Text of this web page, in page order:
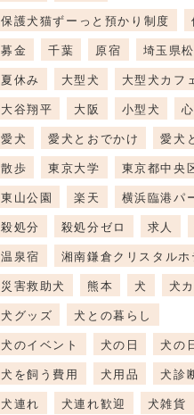
保護犬猫ずーっと預かり制度
募金
千葉 原宿
埼玉県
夏休み
大型犬 大型犬カフ
大谷翔平
大阪 小型犬
愛犬
愛犬とおでかけ
愛犬
散歩
東京大学
東京都中央
東山公園
楽天
横浜臨港パ
殺処分
殺処分ゼロ 求人
温泉宿
湘南鎌倉クリスタルホ
災害救助犬
熊本 犬
犬
犬グッズ
犬との暮らし
犬のイベント
犬の日
犬の
犬を飼う費用
犬用品
犬診
犬連れ
犬連れ歓迎 犬雑貨